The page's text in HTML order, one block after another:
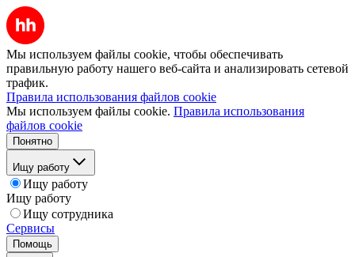
Мы используем файлы cookie, чтобы обеспечивать
правильную работу нашего веб-сайта и анализировать сетевой
трафик.
Правила использования файлов cookie
Мы используем файлы cookie. Правила использования
файлов cookie
Понятно
Ищу работу
Ищу работу
Ищу работу
Ищу сотрудника
Сервисы
Помощь